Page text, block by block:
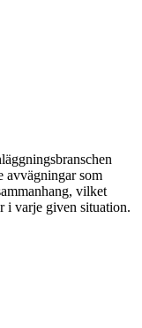
avvägningar som
vilket
i varje given situation.